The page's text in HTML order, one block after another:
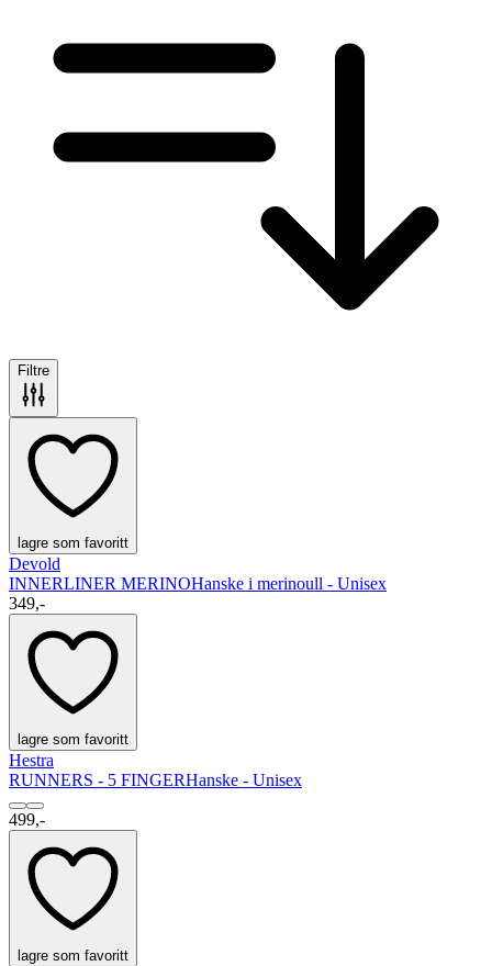
Filtre
lagre som favoritt
Devold
INNERLINER MERINOHanske i merinoull - Unisex
349,-
lagre som favoritt
Hestra
RUNNERS - 5 FINGERHanske - Unisex
499,-
lagre som favoritt